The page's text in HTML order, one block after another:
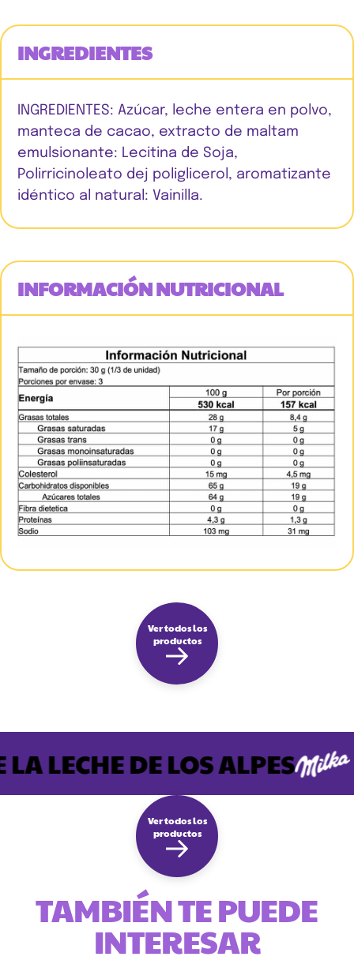
INGREDIENTES
INGREDIENTES: Azúcar, leche entera en polvo,
manteca de cacao, extracto de maltam
emulsionante: Lecitina de Soja,
Polirricinoleato dej poliglicerol, aromatizante
idéntico al natural: Vainilla.
INFORMACIÓN NUTRICIONAL
Ver todos los
productos
LECHE DE LOS ALPES
TAMBIÉN TE PUEDE
INTERESAR
Ver todos los
productos